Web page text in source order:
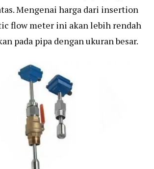
Mengenai harga dari insertion
flow meter ini akan lebih rendah
pada pipa dengan ukuran besar.